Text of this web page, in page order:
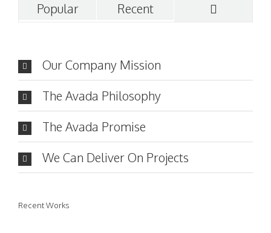
Popular Recent
Our Company Mission
The Avada Philosophy
The Avada Promise
We Can Deliver On Projects
Recent Works